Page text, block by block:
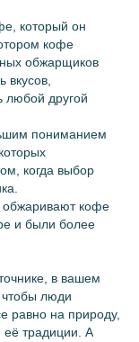
который он
кофе
обжарщиков
вкусов,
любой другой
пониманием
когда выбор
обжаривают кофе
и были более
в вашем
чтобы люди
равно на природу,
её традиции. А